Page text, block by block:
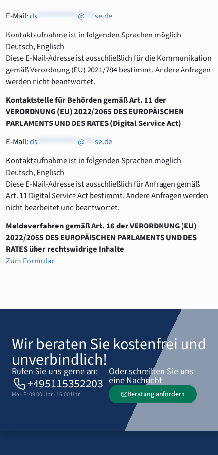
E-Mail:ds************ @
se.de
Kontaktaufnahme ist in folgenden Sprachen möglich:
Deutsch, Englisch
Diese E-Mail-Adresse ist ausschließlich für die Kommunikation
gemäß Verordnung (EU) 2021/784 bestimmt. Andere Anfragen
werden nicht beantwortet.
Kontaktstelle für Behörden gemäß Art. 11 der
VERORDNUNG (EU) 2022/2065 DES EUROPÄISCHEN
PARLAMENTS UND DES RATES (Digital Service Act)
E-Mail:ds************ @
se.de
Kontaktaufnahme ist in folgenden Sprachen möglich:
Deutsch, Englisch
Diese E-Mail-Adresse ist ausschließlich für Anfragen gemäß
Art. 11 Digital Service Act bestimmt. Andere Anfragen werden
nicht bearbeitet und beantwortet.
Meldeverfahren gemäß Art. 16 der VERORDNUNG (EU)
2022/2065 DES EUROPÄISCHEN PARLAMENTS UND DES
RATES über rechtswidrige Inhalte
Zum Formular
Wir beraten Sie kostenfrei und
unverbindlich!
Rufen Sie uns gerne an:
+495115352203
Mo - Fr 09:00 Uhr - 16:00 Uhr
Oder schreiben Sie uns
eine Nachricht:
Beratung anfordern